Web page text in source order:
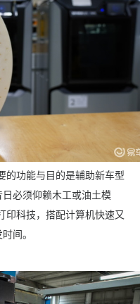
的功能与目的是辅助新车型
必须仰赖木工或油土模
印科技，搭配计算机快速又
间。